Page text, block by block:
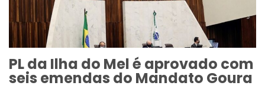
PL da Ilha do Mel é aprovado com
seis emendas do Mandato Goura